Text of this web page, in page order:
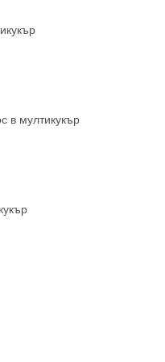
в мултикукър